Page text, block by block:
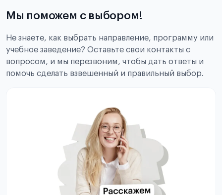
Мы поможем с выбором!
Не знаете, как выбрать направление, программу или
учебное заведение? Оставьте свои контакты с
вопросом, и мы перезвоним, чтобы дать ответы и
помочь сделать взвешенный и правильный выбор.